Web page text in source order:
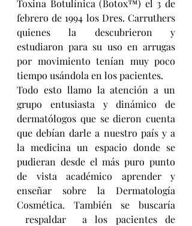
Toxina Botulínica (Botox™) el 3 de
febrero de 1994 los Dres. Carruthers
quienes la descubrieron y
estudiaron para su uso en arrugas
por movimiento tenían muy poco
tiempo usándola en los pacientes.
Todo esto llamo la atención a un
grupo entusiasta y dinámico de
dermatólogos que se dieron cuenta
que debían darle a nuestro país y a
la medicina un espacio donde se
pudieran desde el más puro punto
de vista académico aprender y
enseñar sobre la Dermatología
Cosmética. También se buscaría
respaldar  a los pacientes de